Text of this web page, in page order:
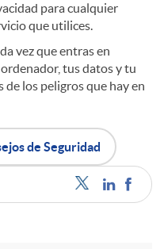
para cualquier
que utilices.
vez que entras en
tus datos y tu
los peligros que hay en
de Seguridad